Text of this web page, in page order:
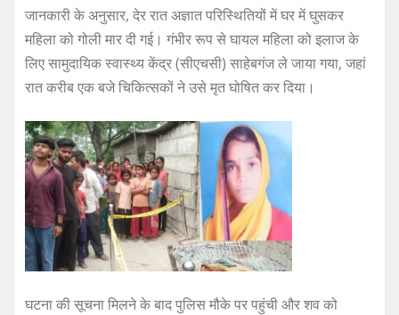
जानकारी के अनुसार, देर रात अज्ञात परिस्थितियों में घर में घुसकर
महिला को गोली मार दी गई। गंभीर रूप से घायल महिला को इलाज के
लिए सामुदायिक स्वास्थ्य केंद्र (सीएचसी) साहेबगंज ले जाया गया, जहां
रात करीब एक बजे चिकित्सकों ने उसे मृत घोषित कर दिया।
घटना की सूचना मिलने के बाद पुलिस मौके पर पहुंची और शव को